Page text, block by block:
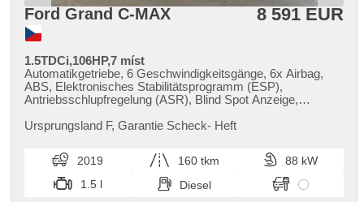
Ford Grand C-MAX 8 591 EUR
1.5TDCi,106HP,7 míst
Automatikgetriebe, 6 Geschwindigkeitsgänge, 6x Airbag,
ABS, Elektronisches Stabilitätsprogramm (ESP),
Antriebsschlupfregelung (ASR), Blind Spot Anzeige,
Leuchten, Alufelgen, Bordcomputer, Navigation, parkovací
Multifunktionslenkrad, Beifahrerairbagdeaktivierung,
Bluetooth, El. Seitenscheiben, El. Klappspiegel, El. Spiegel,
Wegfahrsperre, Zentralverriegelung mit Funkfernbedienung,
Zentralverriegelung, isofix, höheneinstellbare Fahrersitz,
Ursprungsland F,​ Garantie Scheck​- Heft
2019 160 tkm
88 kW
1.5 l
Diesel